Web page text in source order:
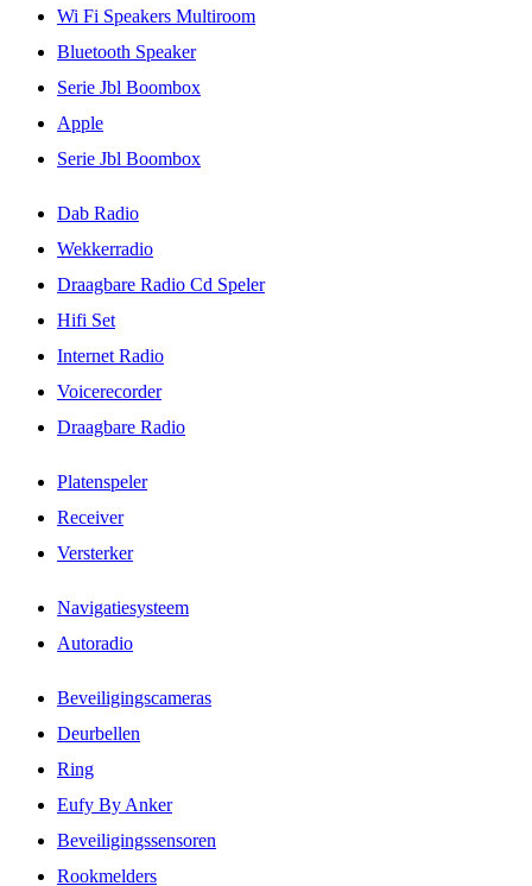
Wi Fi Speakers Multiroom
Bluetooth Speaker
Serie Jbl Boombox
Apple
Serie Jbl Boombox
Dab Radio
Wekkerradio
Draagbare Radio Cd Speler
Hifi Set
Internet Radio
Voicerecorder
Draagbare Radio
Platenspeler
Receiver
Versterker
Navigatiesysteem
Autoradio
Beveiligingscameras
Deurbellen
Ring
Eufy By Anker
Beveiligingssensoren
Rookmelders